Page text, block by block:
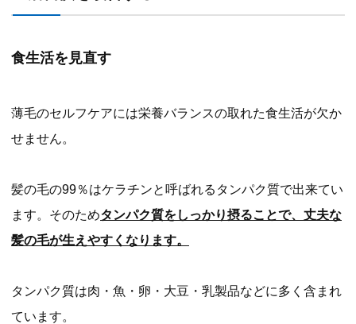
食生活を見直す
薄毛のセルフケアには栄養バランスの取れた食生活が欠か
せません。
髪の毛の99％はケラチンと呼ばれるタンパク質で出来てい
ます。そのためタンパク質をしっかり摂ることで、丈夫な
髪の毛が生えやすくなります。
タンパク質は肉・魚・卵・大豆・乳製品などに多く含まれ
ています。